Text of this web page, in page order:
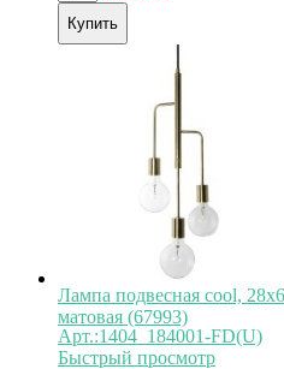
Купить
Лампа подвесная cool,
матовая (67993)
Арт.:1404_184001-FD(U)
Быстрый просмотр